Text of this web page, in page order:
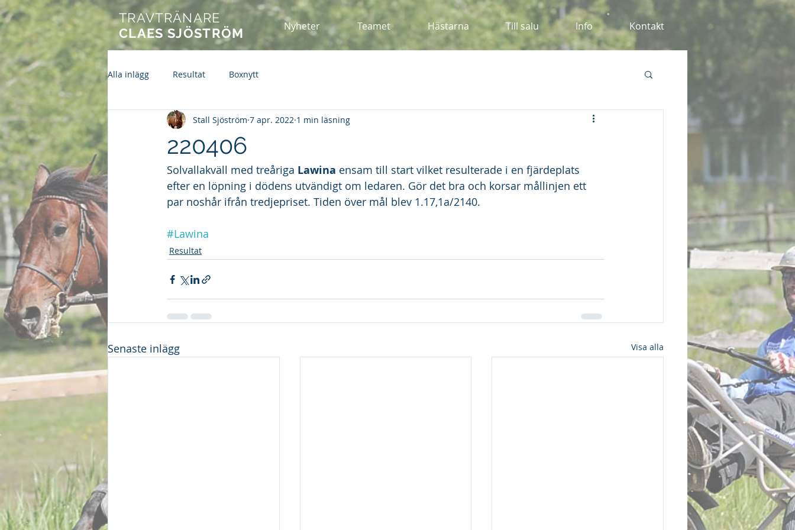
TRAVTRÄNARE
CLAES SJÖSTRÖM
Nyheter Teamet Hästarna Till salu Info Kontakt
Alla inlägg Resultat Boxnytt
220406
Stall Sjöström 7 apr. 2022 1 min läsning
Solvallakväll med treåriga Lawina ensam till start vilket resulterade i en fjärdeplats
efter en löpning i dödens utvändigt om ledaren. Gör det bra och korsar mållinjen ett
par noshår ifrån tredjepriset. Tiden över mål blev 1.17,1a/2140.
#Lawina
Resultat
Senaste inlägg Visa alla